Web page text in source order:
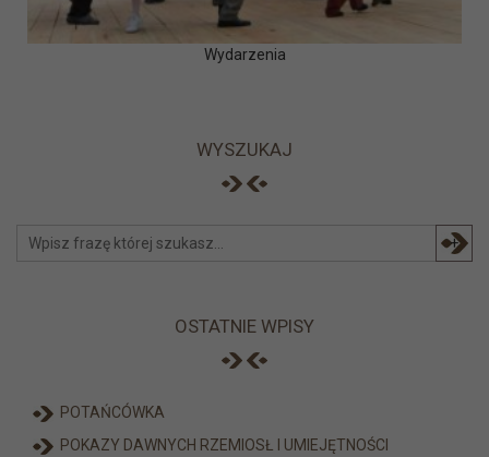
Wydarzenia
WYSZUKAJ
+
OSTATNIE WPISY
POTAŃCÓWKA
POKAZY DAWNYCH RZEMIOSŁ I UMIEJĘTNOŚCI